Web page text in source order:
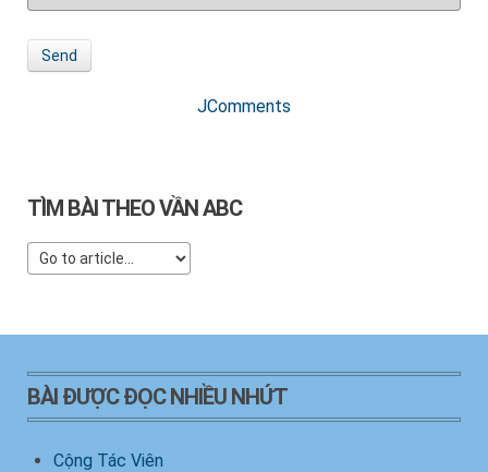
Send
JComments
TÌM BÀI THEO VẦN ABC
BÀI ĐƯỢC ĐỌC NHIỀU NHỨT
Cộng Tác Viên